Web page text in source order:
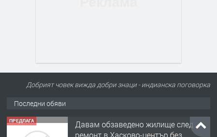
Добрият човек вижда добри знаци - индианска поговорка
Последни обяви
ПРЕДЛАГА
Давам обзаведено жилище след
ремонт в Хасково-център без